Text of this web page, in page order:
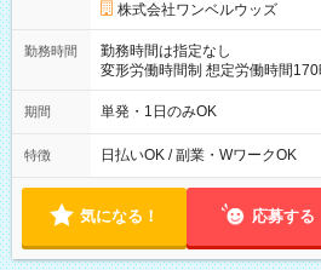
株式会社ワンベルウッズ
勤務時間
勤務時間は指定なし
変形労働時間制 想定労働時間170時間/月 ☆シフト
10/26 全日共通 08：00～12：00
～9/19のみ下記シフトもあります！
00
期間 単発・1日のみOK
特徴 日払いOK / 副業・WワークOK
気になる！ 応募する